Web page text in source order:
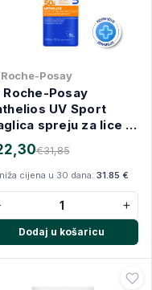
Roche-Posay
Roche-Posay
UV Sport
spreju za lice i
SPF50+ 200 ml
€31,85
cijena u 30 dana: 31.85 €
+
Dodaj u košaricu